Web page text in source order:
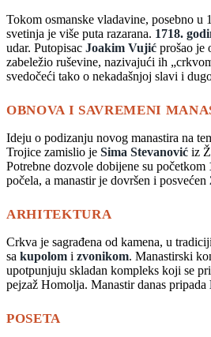
Tokom osmanske vladavine, posebno u
svetinja je više puta razarana. 1718.
udar. Putopisac Joakim Vujić prošao je
zabeležio ruševine, nazivajući ih
svedočeći tako o nekadašnjoj slavi i
OBNOVA I SAVREMENI
Ideju o podizanju novog manastira na
Trojice zamislio je Sima Stevanović iz
Potrebne dozvole dobijene su početkom
počela, a manastir je dovršen i posvećen
ARHITEKTURA
Crkva je sagrađena od kamena, u tradiciji
sa kupolom i zvonikom. Manastirski
upotpunjuju skladan kompleks koji se
pejzaž Homolja. Manastir danas pripada
POSETA